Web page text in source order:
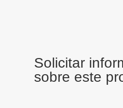
Solicitar
sobre este